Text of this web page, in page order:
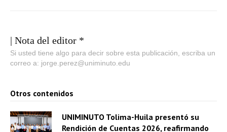
| Nota del editor *
Si usted tiene algo para decir sobre esta publicación, escriba un
correo a: jorge.perez@uniminuto.edu
Otros contenidos
UNIMINUTO Tolima-Huila presentó su
Rendición de Cuentas 2026, reafirmando